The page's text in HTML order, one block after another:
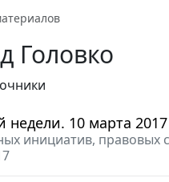
Головко
10 марта 2017
инициатив, правовых